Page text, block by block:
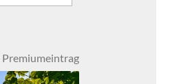
Premiumeintrag